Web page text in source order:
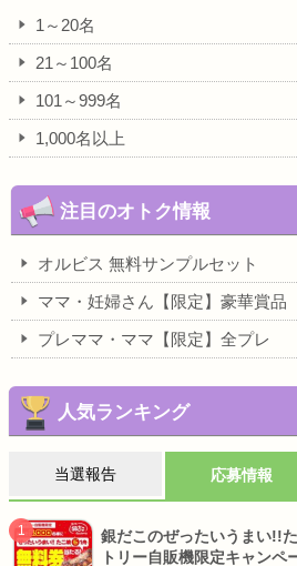
1～20名
21～100名
101～999名
1,000名以上
注目のオトク情報
オルビス 無料サンプルセット
ママ・妊婦さん【限定】豪華賞品
プレママ・ママ【限定】全プレ
人気ランキング
当選報告 応募情報
銀だこのぜったいうまい!!
トリー自販機限定キャンペ